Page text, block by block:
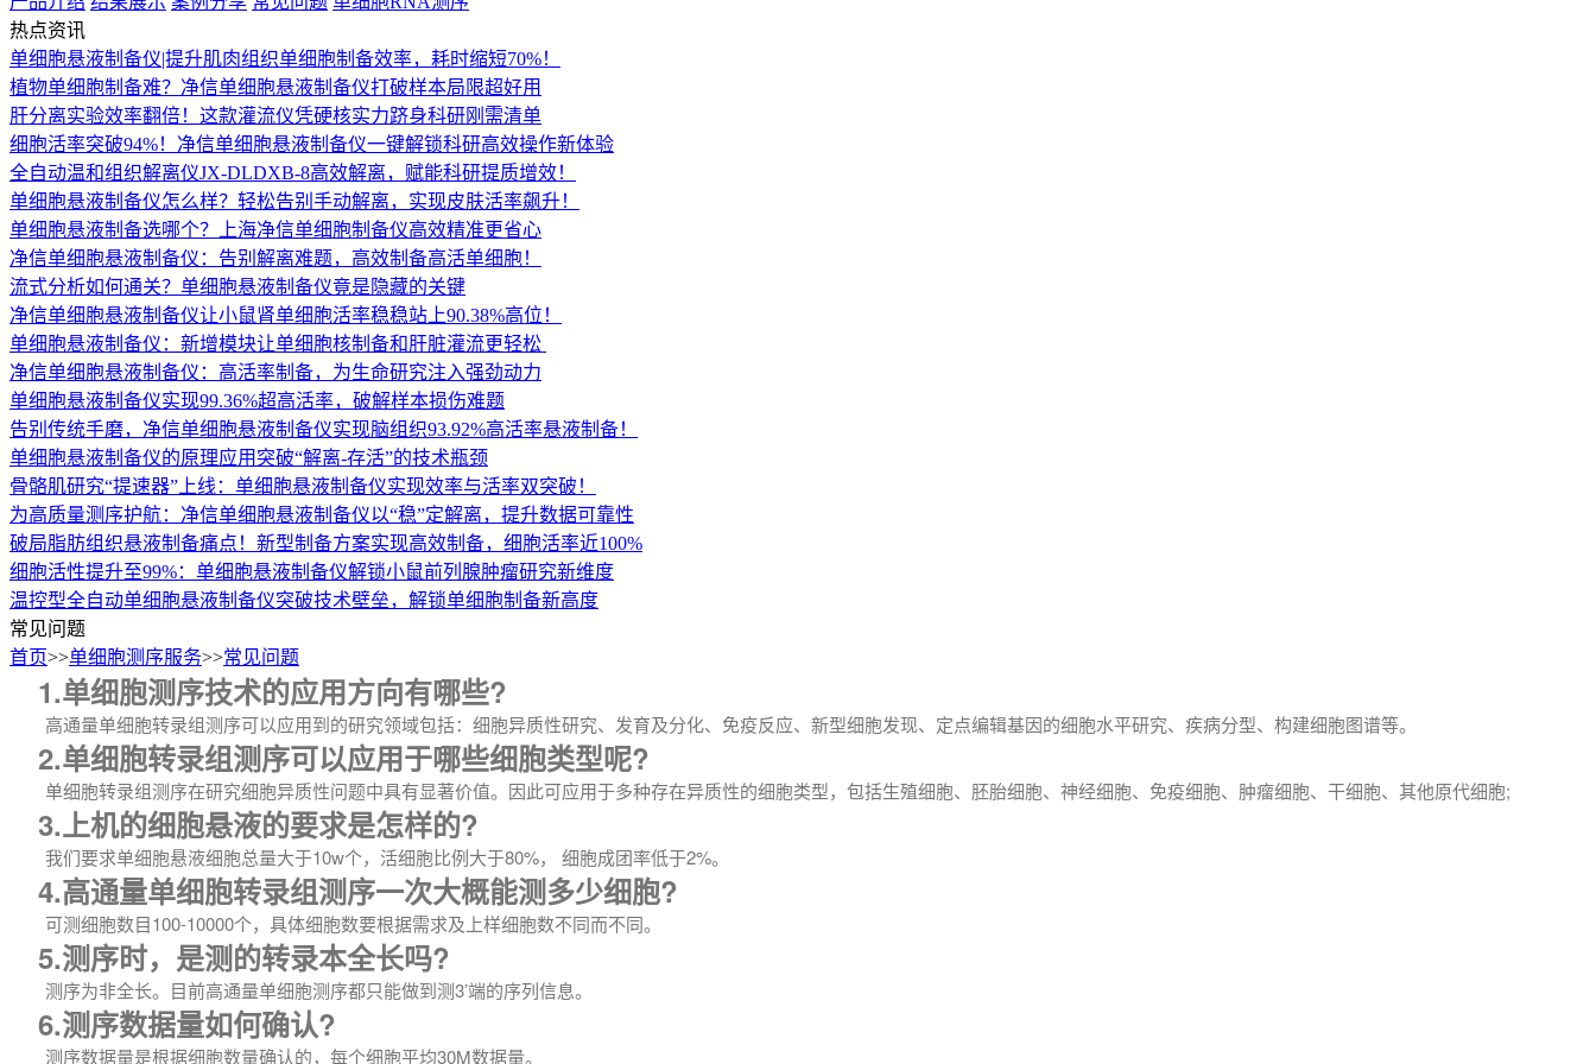
热点资讯
单细胞悬液制备仪|提升肌肉组织单细胞制备效率，耗时缩短70%！
植物单细胞制备难？净信单细胞悬液制备仪打破样本局限超好用
肝分离实验效率翻倍！这款灌流仪凭硬核实力跻身科研刚需清单
细胞活率突破94%！净信单细胞悬液制备仪一键解锁科研高效操作新体验
全自动温和组织解离仪JX-DLDXB-8高效解离，赋能科研提质增效！
单细胞悬液制备仪怎么样？轻松告别手动解离，实现皮肤活率飙升！
单细胞悬液制备选哪个？上海净信单细胞制备仪高效精准更省心
净信单细胞悬液制备仪：告别解离难题，高效制备高活单细胞！
流式分析如何通关？单细胞悬液制备仪竟是隐藏的关键
净信单细胞悬液制备仪让小鼠肾单细胞活率稳稳站上90.38%高位！
单细胞悬液制备仪：新增模块让单细胞核制备和肝脏灌流更轻松 ​
净信单细胞悬液制备仪：高活率制备，为生命研究注入强劲动力
单细胞悬液制备仪实现99.36%超高活率，破解样本损伤难题
告别传统手磨，净信单细胞悬液制备仪实现脑组织93.92%高活率悬液制备！
单细胞悬液制备仪的原理应用突破“解离-存活”的技术瓶颈
骨骼肌研究“提速器”上线：单细胞悬液制备仪实现效率与活率双突破！
为高质量测序护航：净信单细胞悬液制备仪以“稳”定解离，提升数据可靠性
破局脂肪组织悬液制备痛点！新型制备方案实现高效制备，细胞活率近100%
细胞活性提升至99%：单细胞悬液制备仪解锁小鼠前列腺肿瘤研究新维度
温控型全自动单细胞悬液制备仪突破技术壁垒，解锁单细胞制备新高度
常见问题
首页>>单细胞测序服务>>常见问题
1.单细胞测序技术的应用方向有哪些?
高通量单细胞转录组测序可以应用到的研究领域包括：细胞异质性研究、发育及分化、免疫反应、新型细胞发现、定点编辑基因的细胞水平研究、疾病分型、构建细胞图谱等。
2.单细胞转录组测序可以应用于哪些细胞类型呢?
单细胞转录组测序在研究细胞异质性问题中具有显著价值。因此可应用于多种存在异质性的细胞类型，包括生殖细胞、胚胎细胞、神经细胞、免疫细胞、肿瘤细胞、干细胞、其他原代细胞;
3.上机的细胞悬液的要求是怎样的?
我们要求单细胞悬液细胞总量大于10w个，活细胞比例大于80%， 细胞成团率低于2%。
4.高通量单细胞转录组测序一次大概能测多少细胞?
可测细胞数目100-10000个，具体细胞数要根据需求及上样细胞数不同而不同。
5.测序时，是测的转录本全长吗?
测序为非全长。目前高通量单细胞测序都只能做到测3’端的序列信息。
6.测序数据量如何确认?
测序数据量是根据细胞数量确认的，每个细胞平均30M数据量。